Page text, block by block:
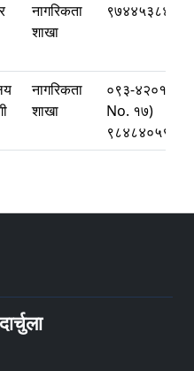
नागरिकता
शाखा
९७४४५३८४५९
नागरिकता
शाखा
०९३-४२०११४
No. १७)
९८४८४०५९६५